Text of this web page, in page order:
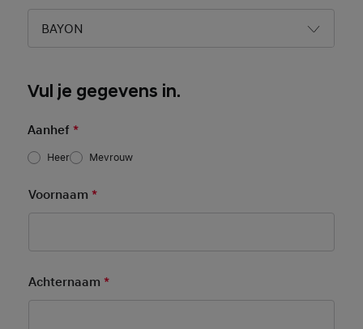
BAYON
Basic User Info
Vul je gegevens in.
Aanhef *
Heer Mevrouw
Voornaam *Mandatory Field
Achternaam *Mandatory Field